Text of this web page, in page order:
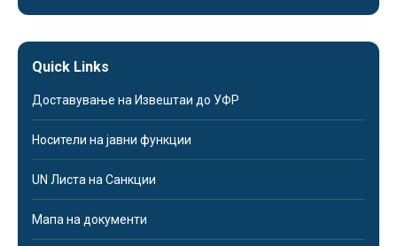
Quick Links
Доставување на Извештаи до УФР
Носители на јавни функции
UN Листа на Санкции
Мапа на документи